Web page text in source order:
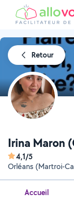
Retour
Irina Maron
4,1/5
Orléans (Martroi-
Accueil